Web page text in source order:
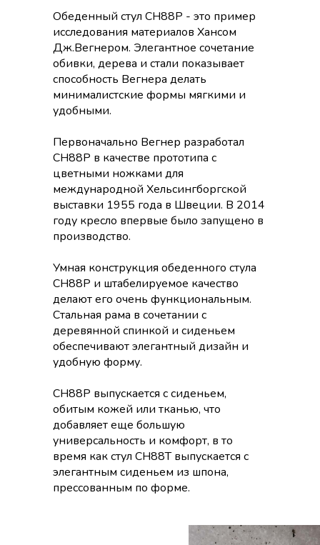
Обеденный стул CH88P - это пример
исследования материалов Хансом
Дж.Вегнером. Элегантное сочетание
обивки, дерева и стали показывает
способность Вегнера делать
минималистские формы мягкими и
удобными.
Первоначально Вегнер разработал
CH88P в качестве прототипа с
цветными ножками для
международной Хельсингборгской
выставки 1955 года в Швеции. В 2014
году кресло впервые было запущено в
производство.
Умная конструкция обеденного стула
CH88P и штабелируемое качество
делают его очень функциональным.
Стальная рама в сочетании с
деревянной спинкой и сиденьем
обеспечивают элегантный дизайн и
удобную форму.
CH88P выпускается с сиденьем,
обитым кожей или тканью, что
добавляет еще большую
универсальность и комфорт, в то
время как стул CH88T выпускается с
элегантным сиденьем из шпона,
прессованным по форме.